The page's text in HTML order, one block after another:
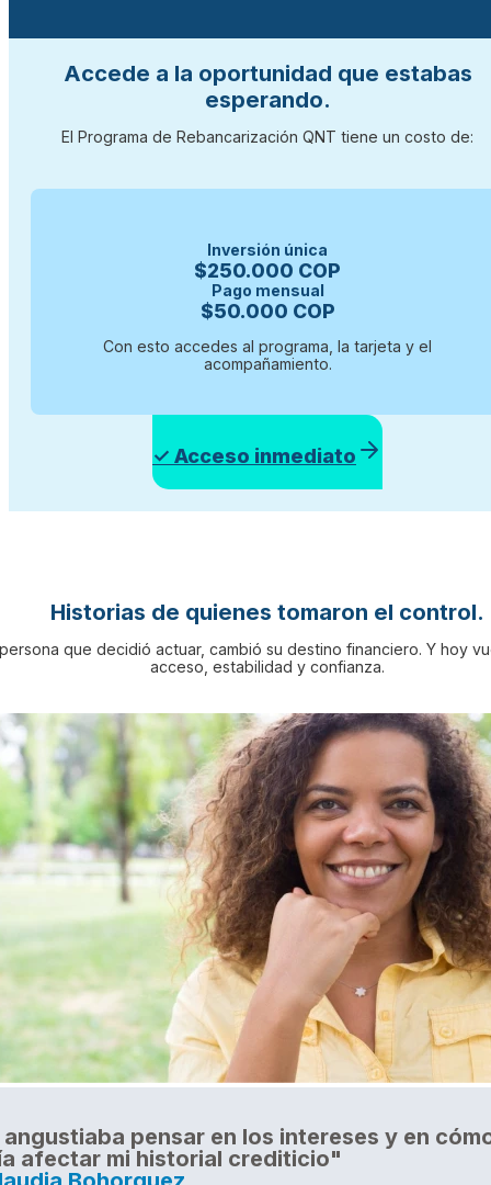
Accede a la oportunidad que estabas
esperando.
El Programa de Rebancarización QNT tiene un costo de:
Inversión única
$250.000 COP
Pago mensual
$50.000 COP
Con esto accedes al programa, la tarjeta y el
acompañamiento.
✓ Acceso inmediato
Historias de quienes tomaron el control.
que decidió actuar, cambió su destino financiero. Y hoy
acceso, estabilidad y confianza.
pensar en los intereses y en
afectar mi historial crediticio"